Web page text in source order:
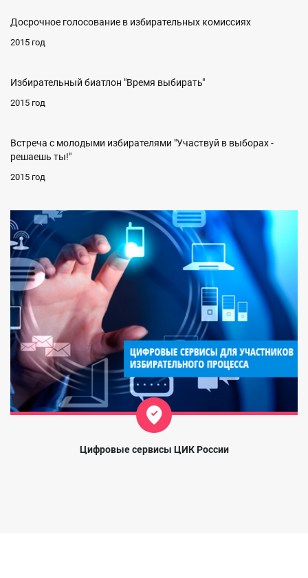
Досрочное голосование в избирательных комиссиях
2015 год
Избирательный биатлон "Время выбирать"
2015 год
Встреча с молодыми избирателями "Участвуй в выборах -
решаешь ты!"
2015 год
Цифровые сервисы ЦИК России